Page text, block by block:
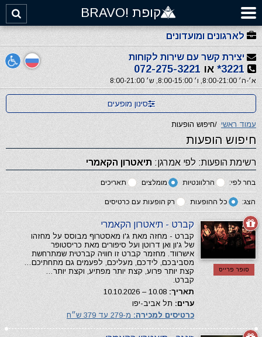
קופת !BRAVO
לארגונים ומועדונים
יצירת קשר עם שירות לקוחות
3221* או 072-275-3221
א׳-ה׳ 8:00-21:00, ו׳ 8:00-15:00, ש׳ 8:00-21:00
סינון מופעים
עמוד ראשי /חיפוש הופעות
חיפוש הופעות
רשימת הופעות: לפי אמרגן: תיאטרון הקאמרי
בחר לפי: הרלוונטיות מומלצים תאריכים
הצג: כל ההופעות רק הופעות עם כרטיסים
סופר פרייס
קברט - תיאטרון הקאמרי
קברט - מחזה מאת ג'ו מאסטרוף מבוסס על מחזהו
של ג'ון ואן דרוטן ועל סיפורים מאת כריסטופר
אישרווד. מחזמר קברט זו חוויה קברטית שמתרחשת
מסביבכם, לידכם, מעליכם, לפעמים גם מתחתיכם…
קצת יותר פרוע, קצת יותר מפתיע, וקצת יותר…
קברט.
תאריך:
ערים: תל אביב-יפו
כרטיסים למכירה: מ-279 עד 379 ש״ח